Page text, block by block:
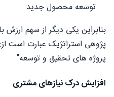
توسعه محصول جدید
بنابراین یکی دیگر از سهم ارزش
پژوهی استراتژیک عبارت
پروژه های تحقیق و توسعه"
افزایش درک نیازهای مشتری